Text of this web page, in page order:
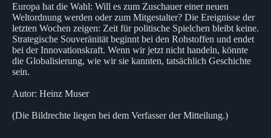
Europa hat die Wahl: Will es zum Zuschauer einer neuen
Weltordnung werden oder zum Mitgestalter? Die Ereignisse der
letzten Wochen zeigen: Zeit für politische Spielchen bleibt keine.
Strategische Souveränität beginnt bei den Rohstoffen und endet
bei der Innovationskraft. Wenn wir jetzt nicht handeln, könnte
die Globalisierung, wie wir sie kannten, tatsächlich Geschichte
sein.
Autor: Heinz Muser
(Die Bildrechte liegen bei dem Verfasser der Mitteilung.)